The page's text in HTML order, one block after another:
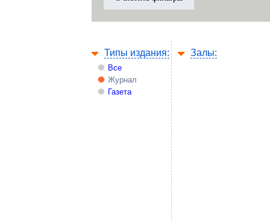
Типы издания:
Все
Журнал
Газета
Залы: